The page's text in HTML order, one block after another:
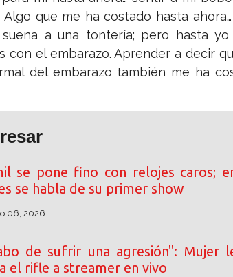
Algo que me ha costado hasta
a una tontería; pero hasta
con el embarazo. Aprender a decir
del embarazo también me ha
se pone fino con relojes caros;
se habla de su primer show
06, 2026
de sufrir una agresión": Mujer
el rifle a streamer en vivo